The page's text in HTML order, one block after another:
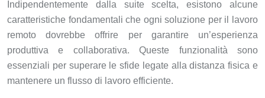
Indipendentemente dalla suite scelta, esistono alcune
caratteristiche fondamentali che ogni soluzione per il lavoro
remoto dovrebbe offrire per garantire un’esperienza
produttiva e collaborativa. Queste funzionalità sono
essenziali per superare le sfide legate alla distanza fisica e
mantenere un flusso di lavoro efficiente.